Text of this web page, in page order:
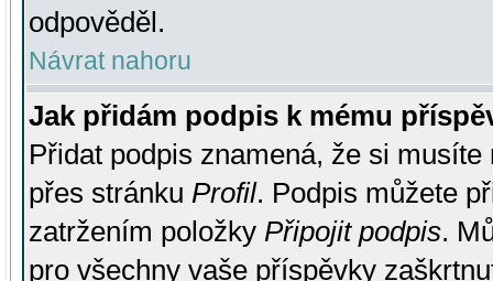
odpověděl.
Návrat nahoru
Jak přidám podpis k mému
Přidat podpis znamená, že si
přes stránku Profil. Podpis můžete
zatržením položky Připojit podpis.
pro všechny vaše příspěvky